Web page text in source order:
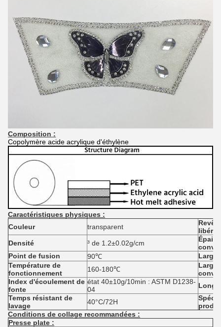
Composition :
Copolymère acide acrylique d'éthylène
Caractéristiques physiques :
Couleur
transparent
Densité
³ de 1.2±0.02g/cm
Point de fusion
90℃
Température de
fonctionnement
160-180℃
Index d'écoulement de
fonte
état 40±10g/10min : ASTM D1238-
04
Temps résistant de
lavage
40°C/72H
Conditions de collage recommandées :
Presse plate :